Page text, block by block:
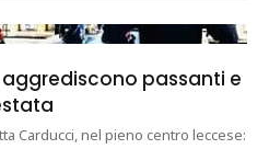
aggrediscono passanti e
Carducci, nel pieno centro leccese: